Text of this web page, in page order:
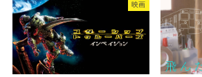
映画